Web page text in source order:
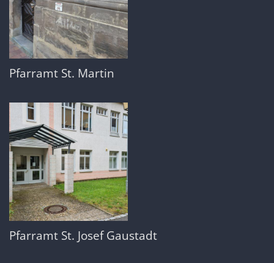
Pfarramt St. Martin
Pfarramt St. Josef Gaustadt